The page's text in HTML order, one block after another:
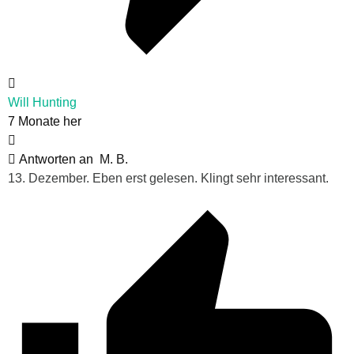
Will Hunting
7 Monate her
Antworten an
M. B.
13. Dezember. Eben erst gelesen. Klingt sehr interessant.